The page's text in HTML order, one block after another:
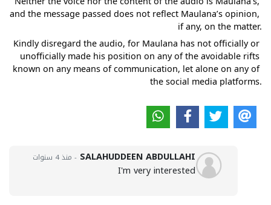
and the message passed does not reflect Maulana’s opinion,
if any, on the matter.
Kindly disregard the audio, for Maulana has not officially or
unofficially made his position on any of the avoidable rifts
known on any means of communication, let alone on any of
the social media platforms.
SALAHUDDEEN ABDULLAHI - منذ 4 سنوات
I'm very interested